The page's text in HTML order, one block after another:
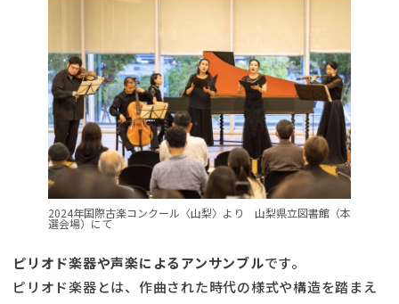
2024年国際古楽コンクール〈山梨〉より 山梨県立図書館（本
選会場）にて
ピリオド楽器や声楽によるアンサンブルです。
ピリオド楽器とは、作曲された時代の様式や構造を踏まえ